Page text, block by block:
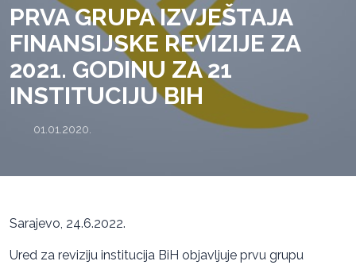
PRVA GRUPA IZVJEŠTAJA
FINANSIJSKE REVIZIJE ZA
2021. GODINU ZA 21
INSTITUCIJU BIH
01.01.2020.
Sarajevo, 24.6.2022.
Ured za reviziju institucija BiH objavljuje prvu grupu